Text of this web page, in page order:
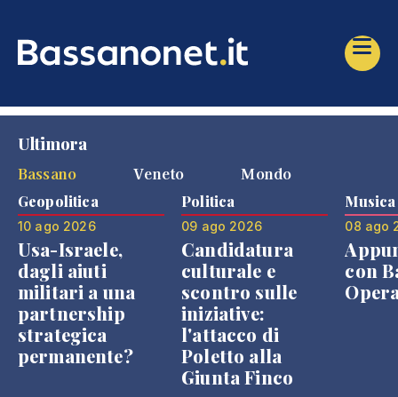
Ultimora
Bassano
Veneto Mondo
Geopolitica
10 ago 2026
Usa-Israele,
dagli aiuti
militari a una
partnership
strategica
permanente?
Politica
09 ago 2026
Candidatura
culturale e
scontro sulle
iniziative:
l'attacco di
Poletto alla
Giunta Finco
Musica
08 ago
con